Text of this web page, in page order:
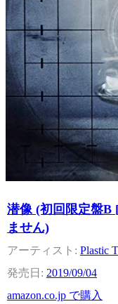
潜像 (初回限定盤B
ません)
Plastic
2019/09/04
amazon.co.jp で購入